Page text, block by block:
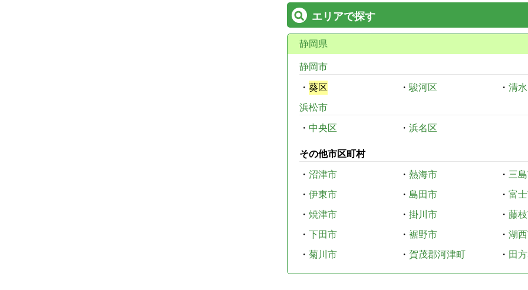
エリアで探す
静岡県
静岡市
・ 葵区 ・ 駿河区 ・ 清
浜松市
・ 中央区 ・ 浜名区
その他市区町村
・ 沼津市 ・ 熱海市 ・ 三
・ 伊東市 ・ 島田市 ・ 富
・ 焼津市 ・ 掛川市 ・ 藤
・ 下田市 ・ 裾野市 ・ 湖
・ 菊川市 ・ 賀茂郡河津町 ・ 田